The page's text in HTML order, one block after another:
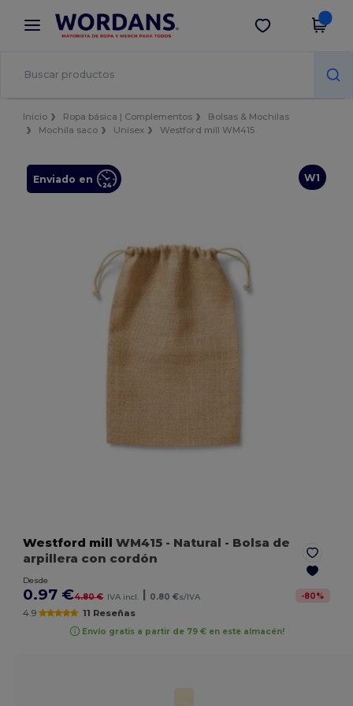
× App de Wordans
¡Mejores precios en app!
Descargar app
Inicio Ropa básica | Complementos
Bolsas & Mochilas
Mochila saco
Unisex Westford mill WM415
W1
Enviado en
Westford mill WM415 - Natural - Bolsa de
arpillera con cordón
Desde
0.97 €4.80 € IVA incl. 0.80 €s/IVA -80%
4.9 11 Reseñas
Envío gratis a partir de 79 € en este almacén!